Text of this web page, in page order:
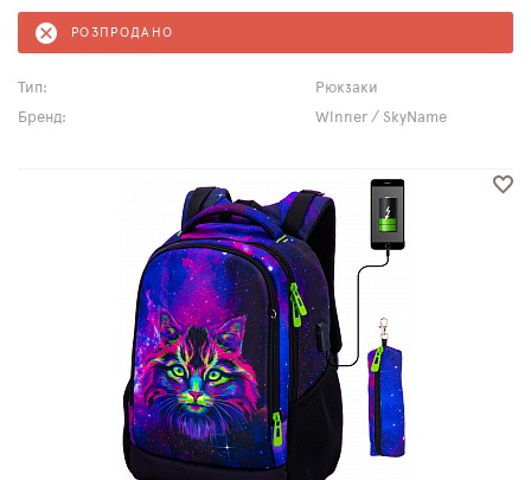
РОЗПРОДАНО
Тип:
Рюкзаки
Бренд:
Winner / SkyName